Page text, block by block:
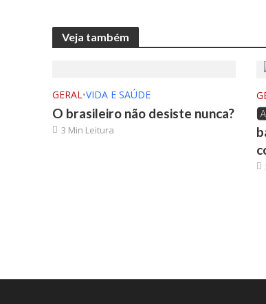
Veja também
GERAL•VIDA E SAÚDE
O brasileiro não desiste nunca?
3 Min Leitura